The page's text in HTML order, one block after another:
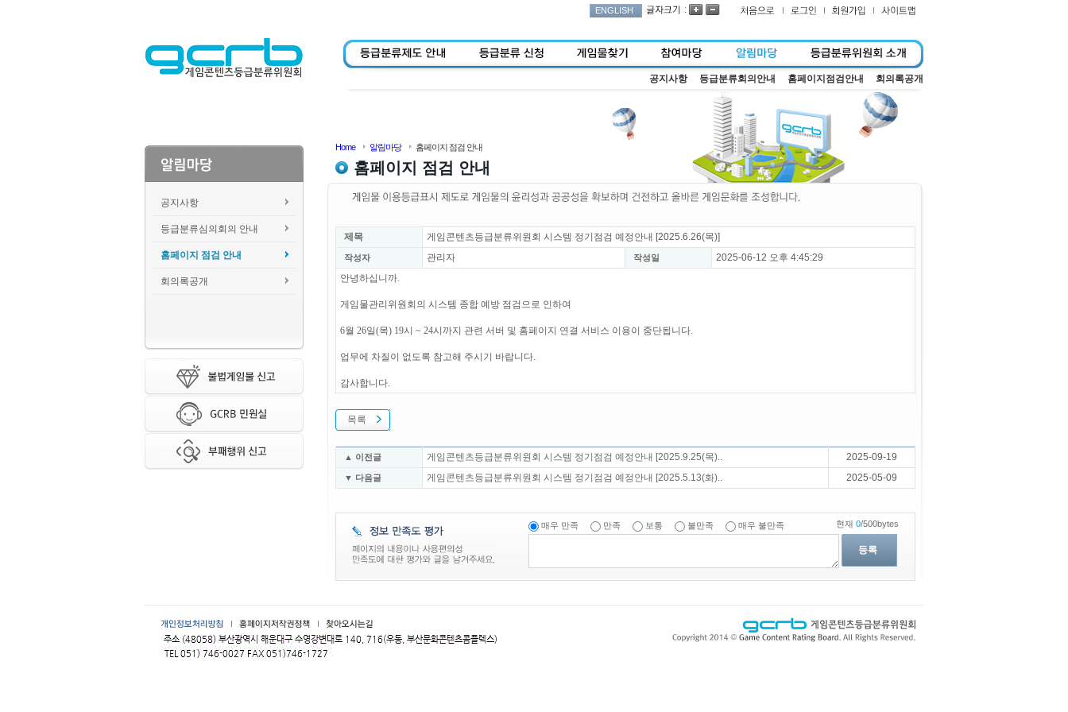
ENGLISH :
공지사항 등급분류회의안내 홈페이지점검안내 회의록공개
공지사항
등급분류심의회의 안내
홈페이지 점검 안내
회의록공개
Home 알림마당 홈페이지 점검 안내
홈페이지 점검 안내
제목 게임콘텐츠등급분류위원회 시스템 정기점검 예정안내 [2025.6.26(목)]
작성자 관리자 작성일
2025-06-12 오후 4:45:29
안녕하십니까.
게임물관리위원회의 시스템 종합 예방 점검으로 인하여
6월 26일(목) 19시 ~ 24시까지 관련 서버 및 홈페이지 연결 서비스 이용이 중단됩니다.
업무에 차질이 없도록 참고해 주시기 바랍니다.
감사합니다.
목록
▲ 이전글 게임콘텐츠등급분류위원회 시스템 정기점검 예정안내 [2025.9.25(목).. 2025-09-19
▼ 다음글 게임콘텐츠등급분류위원회 시스템 정기점검 예정안내 [2025.5.13(화).. 2025-05-09
매우 만족 만족 보통 불만족 매우 불만족
등록
현재 0/500bytes